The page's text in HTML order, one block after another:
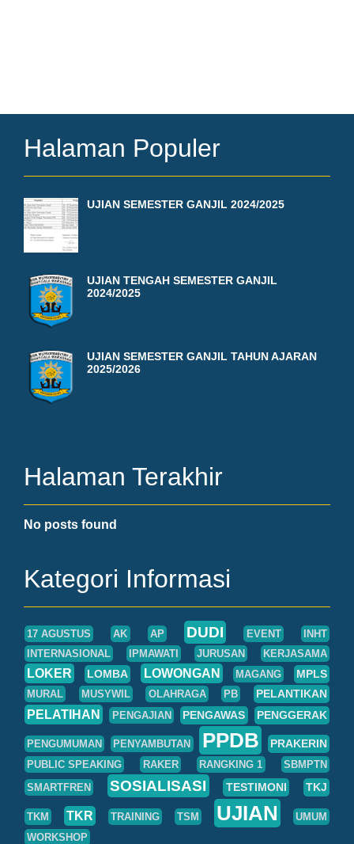
Halaman Populer
UJIAN SEMESTER GANJIL 2024/2025
UJIAN TENGAH SEMESTER GANJIL
2024/2025
UJIAN SEMESTER GANJIL TAHUN AJARAN
2025/2026
Halaman Terakhir
No posts found
Kategori Informasi
17 AGUSTUS AK AP DUDI EVENT
INHT
INTERNASIONAL
IPMAWATI JURUSAN KERJASAMA
LOKER LOMBA LOWONGAN MAGANG MPLS
MURAL MUSYWIL OLAHRAGA PB PELANTIKAN
PELATIHAN PENGAJIAN PENGAWAS PENGGERAK
PENGUMUMAN PENYAMBUTAN PPDB PRAKERIN
PUBLIC SPEAKING RAKER RANGKING 1
SBMPTN
SMARTFREN
SOSIALISASI TESTIMONI TKJ
TKM TKR TRAINING TSM UJIAN
UMUM
WORKSHOP